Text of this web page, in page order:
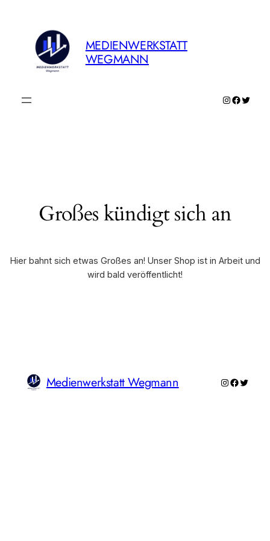
MEDIENWERKSTATT
WEGMANN
Instagram
Großes kündigt sich an
Hier bahnt sich etwas Großes an! Unser Shop ist in Arbeit und
wird bald veröffentlicht!
Medienwerkstatt Wegmann Instagram